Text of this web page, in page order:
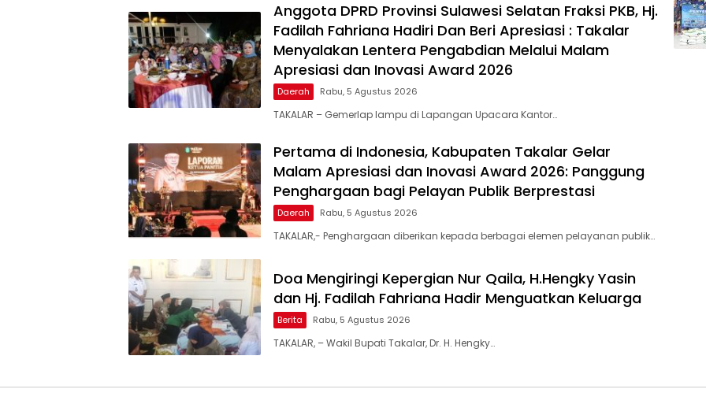
Anggota DPRD Provinsi Sulawesi Selatan Fraksi PKB, Hj.
Fadilah Fahriana Hadiri Dan Beri Apresiasi : Takalar
Menyalakan Lentera Pengabdian Melalui Malam
Apresiasi dan Inovasi Award 2026
Daerah Rabu, 5 Agustus 2026
TAKALAR – Gemerlap lampu di Lapangan Upacara Kantor…
Pertama di Indonesia, Kabupaten Takalar Gelar
Malam Apresiasi dan Inovasi Award 2026: Panggung
Penghargaan bagi Pelayan Publik Berprestasi
Daerah Rabu, 5 Agustus 2026
TAKALAR,- Penghargaan diberikan kepada berbagai elemen pelayanan publik…
Doa Mengiringi Kepergian Nur Qaila, H.Hengky Yasin
dan Hj. Fadilah Fahriana Hadir Menguatkan Keluarga
Berita Rabu, 5 Agustus 2026
TAKALAR, – Wakil Bupati Takalar, Dr. H. Hengky…